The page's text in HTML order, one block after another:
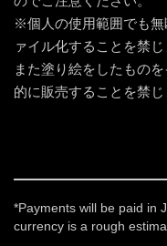
※個人の使用範囲でも無
ァイル化することを禁じ
また塗り絵をしたもの
的に販売することを禁じ
*Payments will be paid in
currency is a rough